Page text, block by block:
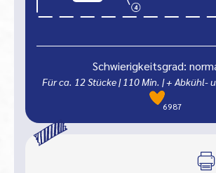
Schwierigkeitsgrad:
Für ca. 12 Stücke| 110Min. | + Abkühl-
6987